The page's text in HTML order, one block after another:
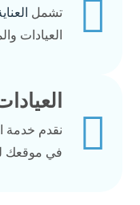
تشمل
العيادات
نقدم خدمة
في موقعك